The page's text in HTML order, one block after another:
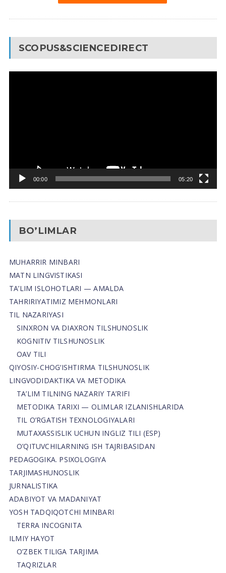
SCOPUS&SCIENCEDIRECT
00:00 05:20
BO’LIMLAR
MUHARRIR MINBARI
MATN LINGVISTIKASI
TA’LIM ISLOHOTLARI — AMALDA
TAHRIRIYATIMIZ MEHMONLARI
TIL NAZARIYASI
SINXRON VA DIAXRON TILSHUNOSLIK
KOGNITIV TILSHUNOSLIK
OAV TILI
QIYOSIY-CHOG‘ISHTIRMA TILSHUNOSLIK
LINGVODIDAKTIKA VA METODIKA
TA’LIM TILNING NAZARIY TA’RIFI
METODIKA TARIXI — OLIMLAR IZLANISHLARIDA
TIL O’RGATISH TEXNOLOGIYALARI
MUTAXASSISLIK UCHUN INGLIZ TILI (ESP)
O’QITUVCHILARNING ISH TAJRIBASIDAN
PEDAGOGIKA. PSIXOLOGIYA
TARJIMASHUNOSLIK
JURNALISTIKA
ADABIYOT VA MADANIYAT
YOSH TADQIQOTCHI MINBARI
TERRA INCOGNITA
ILMIY HAYOT
O’ZBEK TILIGA TARJIMA
TAQRIZLAR